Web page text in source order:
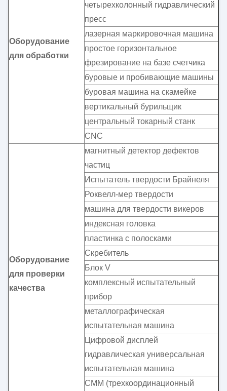
Оборудование
для обработки
четырехколонный гидравлический
пресс
лазерная маркировочная машина
простое горизонтальное
фрезирование на базе счетчика
буровые и пробивающие машины
буровая машина на скамейке
вертикальный бурильщик
центральный токарный станк
CNC
Оборудование
для проверки
качества
магнитный детектор дефектов
частиц
Испытатель твердости Брайнеля
Роквелл-мер твердости
машина для твердости викеров
индексная головка
пластинка с полосками
Скребитель
Блок V
комплексный испытательный
прибор
металлографическая
испытательная машина
Цифровой дисплей
гидравлическая универсальная
испытательная машина
CMM (трехкоординационный